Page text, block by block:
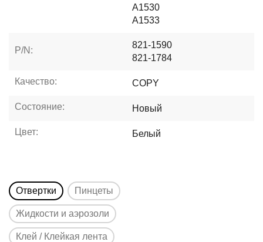
A1530
A1533
P/N:
821-1590
821-1784
Качество: COPY
Состояние: Новый
Цвет: Белый
Отвертки Пинцеты
Жидкости и аэрозоли
Клей / Клейкая лента